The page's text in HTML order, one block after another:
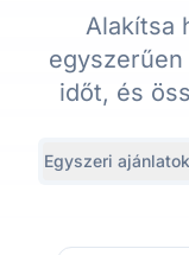
Alakítsa
időt, és
Egyszeri ajánlatok